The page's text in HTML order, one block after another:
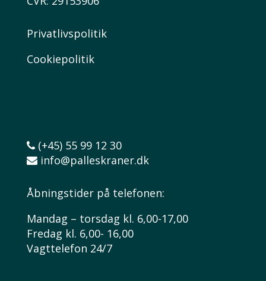
Privatlivspolitik
Cookiepolitik
(+45) 55 99 12 30
info@palleskraner.dk
Åbningstider på telefonen:
Mandag – torsdag kl. 6,00-17,00
Fredag kl. 6,00- 16,00
Vagttelefon 24/7